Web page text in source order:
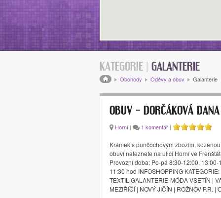
KATEGORIE | GALANTERIE
Drobečková navigace
Obchody Oděvy a obuv Galanterie
OBUV – DORČÁKOVÁ DANA
Horní | 1 komentář |
Krámek s punčochovým zbožím,
obuví naleznete na ulici Horní ve
Provozní doba: Po-pá 8:30-12:00, 13:00-
11:30 hod INFOSHOPPING
TEXTIL-GALANTERIE-MÓDA VSETÍN |
MEZIŘÍČÍ | NOVÝ JIČÍN | ROŽNOV P.R. |